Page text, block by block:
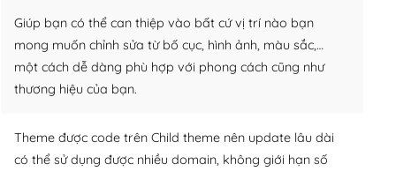
Giúp bạn có thể can thiệp vào bất cứ vị trí nào bạn
mong muốn chỉnh sửa từ bố cục, hình ảnh, màu sắc,…
một cách dễ dàng phù hợp với phong cách cũng như
thương hiệu của bạn.
Theme được code trên Child theme nên update lâu dài
có thể sử dụng được nhiều domain, không giới hạn số